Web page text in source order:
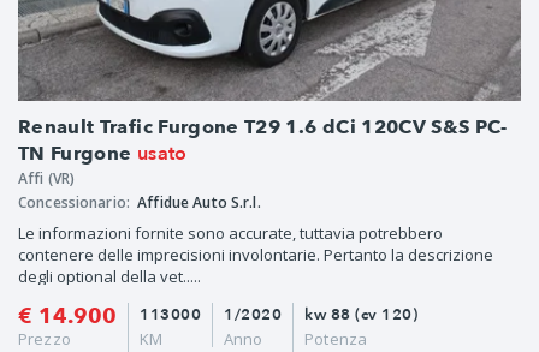
Renault Trafic Furgone T29 1.6 dCi 120CV S&S PC-
TN Furgone usato
Affi (VR)
Concessionario: Affidue Auto S.r.l.
Le informazioni fornite sono accurate, tuttavia potrebbero
contenere delle imprecisioni involontarie. Pertanto la descrizione
degli optional della vet.....
€ 14.900
Prezzo
1/2020
Anno
113000
KM
kw 88 (cv 120)
Potenza